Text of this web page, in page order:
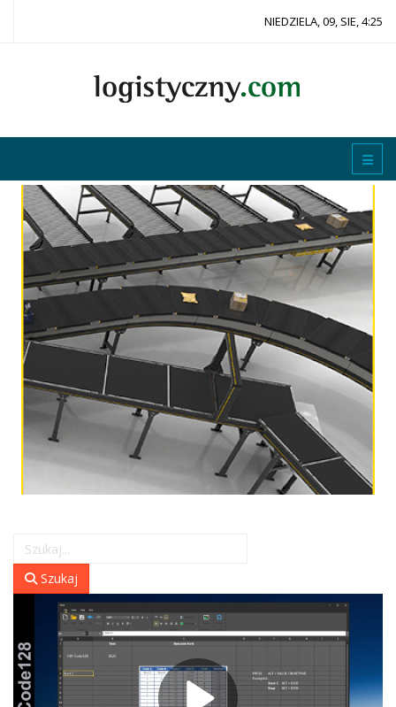
NIEDZIELA, 09, SIE, 4:25
Szukaj